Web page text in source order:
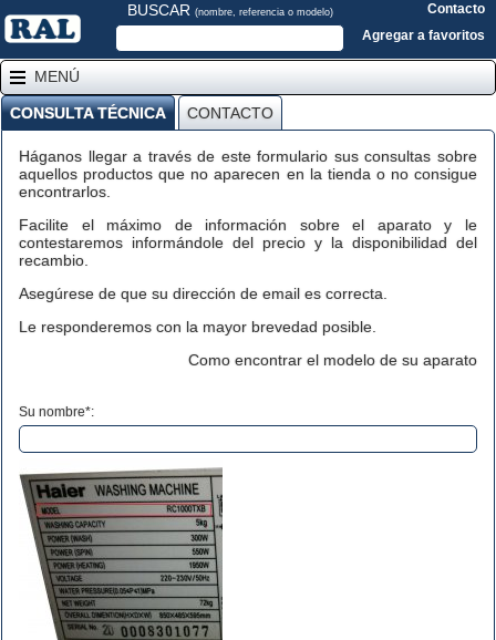
BUSCAR (nombre, referencia o modelo)
Contacto
Agregar a favoritos
MENÚ
CONSULTA TÉCNICA CONTACTO
Háganos llegar a través de este formulario sus consultas sobre
aquellos productos que no aparecen en la tienda o no consigue
encontrarlos.
Facilite el máximo de información sobre el aparato y le
contestaremos informándole del precio y la disponibilidad del
recambio.
Asegúrese de que su dirección de email es correcta.
Le responderemos con la mayor brevedad posible.
Como encontrar el modelo de su aparato
Su nombre*: